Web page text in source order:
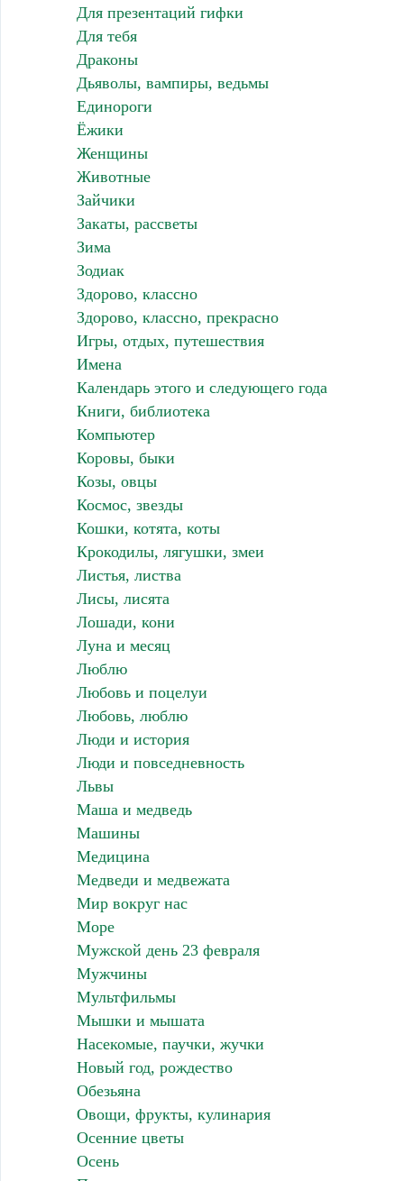
Для презентаций гифки
Для тебя
Драконы
Дьяволы, вампиры, ведьмы
Единороги
Ёжики
Женщины
Животные
Зайчики
Закаты, рассветы
Зима
Зодиак
Здорово, классно
Здорово, классно, прекрасно
Игры, отдых, путешествия
Имена
Календарь этого и следующего года
Книги, библиотека
Компьютер
Коровы, быки
Козы, овцы
Космос, звезды
Кошки, котята, коты
Крокодилы, лягушки, змеи
Листья, листва
Лисы, лисята
Лошади, кони
Луна и месяц
Люблю
Любовь и поцелуи
Любовь, люблю
Люди и история
Люди и повседневность
Львы
Маша и медведь
Машины
Медицина
Медведи и медвежата
Мир вокруг нас
Море
Мужской день 23 февраля
Мужчины
Мультфильмы
Мышки и мышата
Насекомые, паучки, жучки
Новый год, рождество
Обезьяна
Овощи, фрукты, кулинария
Осенние цветы
Осень